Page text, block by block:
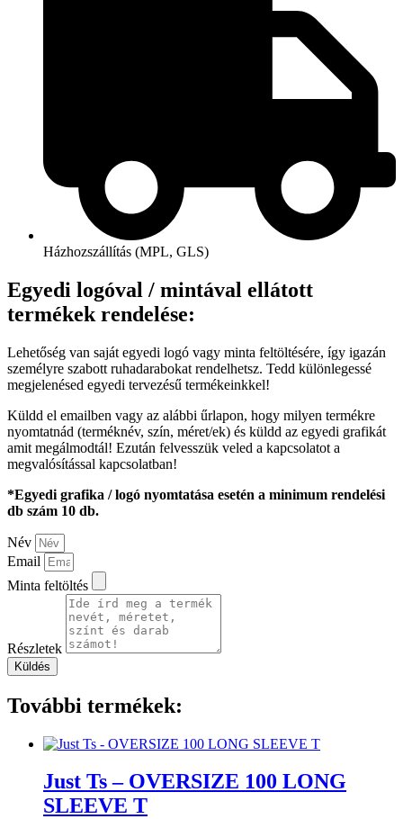
Házhozszállítás (MPL, GLS)
Egyedi logóval / mintával ellátott
termékek rendelése:
Lehetőség van saját egyedi logó vagy minta feltöltésére, így igazán
személyre szabott ruhadarabokat rendelhetsz. Tedd különlegessé
megjelenésed egyedi tervezésű termékeinkkel!
Küldd el emailben vagy az alábbi űrlapon, hogy milyen termékre
nyomtatnád (terméknév, szín, méret/ek) és küldd az egyedi grafikát
amit megálmodtál! Ezután felvesszük veled a kapcsolatot a
megvalósítással kapcsolatban!
*Egyedi grafika / logó nyomtatása esetén a minimum rendelési
db szám 10 db.
Név
Email
Minta feltöltés
Részletek
Küldés
További termékek:
Just Ts – OVERSIZE 100 LONG
SLEEVE T